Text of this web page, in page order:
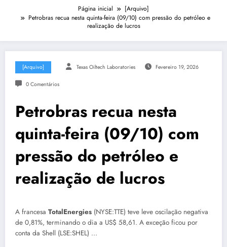
Página inicial
[Arquivo]
Petrobras recua nesta quinta-feira (09/10) com pressão do petróleo e
realização de lucros
[Arquivo] Texas Oiltech Laboratories Fevereiro 19, 2026
0 Comentários
Petrobras recua nesta
quinta-feira (09/10) com
pressão do petróleo e
realização de lucros
A francesa TotalEnergies (NYSE:TTE) teve leve oscilação negativa
de 0,81%, terminando o dia a US$ 58,61. A exceção ficou por
conta da Shell (LSE:SHEL) …